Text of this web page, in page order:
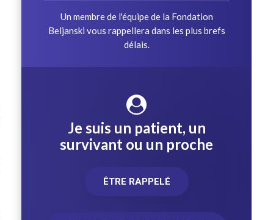
Un membre de l'équipe de la Fondation
Beljanski vous rappellera dans les plus brefs
délais.
Je suis un patient, un
survivant ou un proche
ÊTRE RAPPELÉ